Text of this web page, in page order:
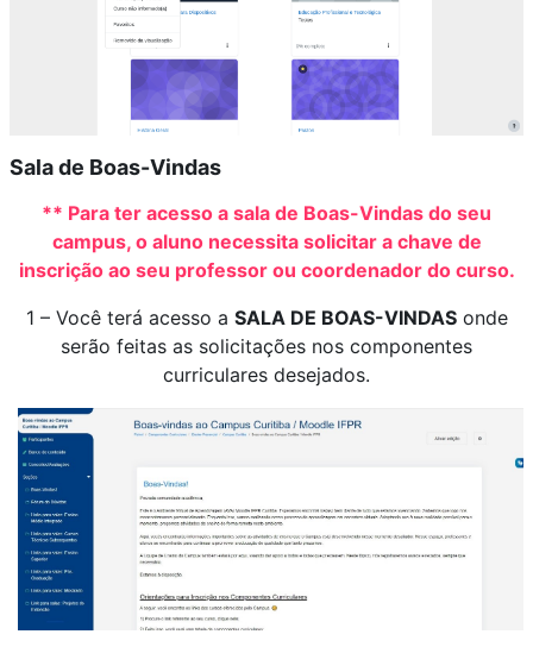
Sala de Boas-Vindas
** Para ter acesso a sala de Boas-Vindas do seu
campus, o aluno necessita solicitar a chave de
inscrição ao seu professor ou coordenador do curso.
1 – Você terá acesso a SALA DE BOAS-VINDASonde
serão feitas as solicitações nos componentes
curriculares desejados.